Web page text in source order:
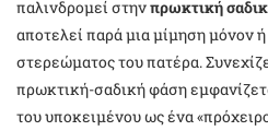
παλινδρομεί στηνπρωκτική
αποτελεί παρά μια μίμηση μόνον
στερεώματος του πατέρα.
πρωκτική-σαδική φάση
του υποκειμένου ως ένα